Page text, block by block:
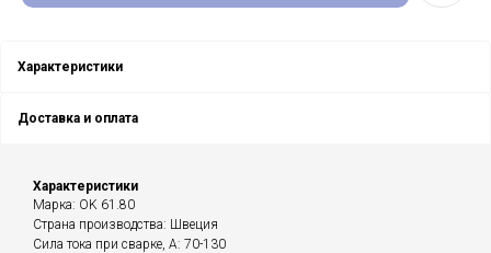
Характеристики
Доставка и оплата
Характеристики
Марка: OK 61.80
Страна производства: Швеция
Сила тока при сварке, А: 70-130